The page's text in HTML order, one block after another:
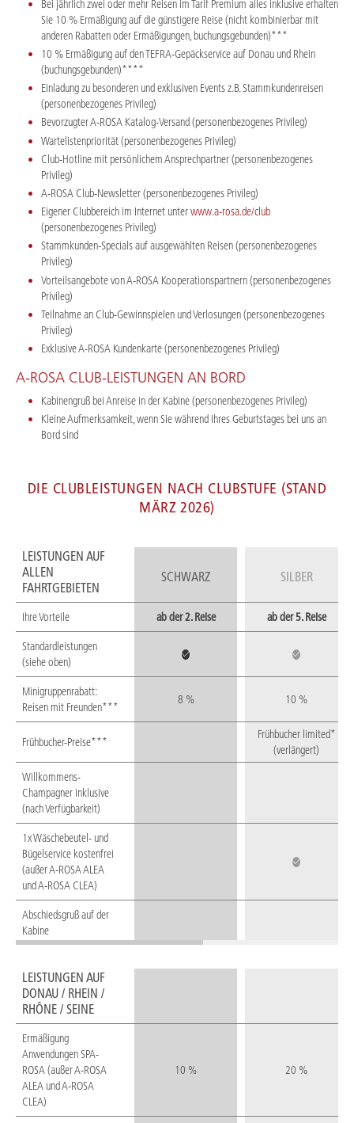
Bei jährlich zwei oder mehr Reisen im Tarif Premium alles inklusive erhalten
Sie 10 % Ermäßigung auf die günstigere Reise (nicht kombinierbar mit
anderen Rabatten oder Ermäßigungen, buchungsgebunden)***
10 % Ermäßigung auf den TEFRA-Gepäckservice auf Donau und Rhein
(buchungsgebunden)****
Einladung zu besonderen und exklusiven Events z.B. Stammkundenreisen
(personenbezogenes Privileg)
Bevorzugter A-ROSA Katalog-Versand (personenbezogenes Privileg)
Wartelistenpriorität (personenbezogenes Privileg)
Club-Hotline mit persönlichem Ansprechpartner (personenbezogenes
Privileg)
A-ROSA Club-Newsletter (personenbezogenes Privileg)
Eigener Clubbereich im Internet unterwww.a-rosa.de/club
(personenbezogenes Privileg)
Stammkunden-Specials auf ausgewählten Reisen (personenbezogenes
Privileg)
Vorteilsangebote von A-ROSA Kooperationspartnern (personenbezogenes
Privileg)
Teilnahme an Club-Gewinnspielen und Verlosungen (personenbezogenes
Privileg)
Exklusive A-ROSA Kundenkarte (personenbezogenes Privileg)
A-ROSA CLUB-LEISTUNGEN AN BORD
Kabinengruß bei Anreise in der Kabine (personenbezogenes Privileg)
Kleine Aufmerksamkeit, wenn Sie während Ihres Geburtstages bei uns an
Bord sind
DIE CLUBLEISTUNGEN NACH CLUBSTUFE (STAND
MÄRZ 2026)
LEISTUNGEN AUF
ALLEN
FAHRTGEBIETEN
SCHWARZ SILBER
Ihre Vorteile ab der 2. Reise ab der 5. Reise
Standardleistungen
(siehe oben)
Minigruppenrabatt:
Reisen mit Freunden***
8 % 10 %
Frühbucher-Preise***
Frühbucher limited*
(verlängert)
Willkommens-
Champagner inklusive
(nach Verfügbarkeit)
1x Wäschebeutel- und
Bügelservice kostenfrei
(außer A-ROSA ALEA
und A-ROSA CLEA)
Abschiedsgruß auf der
Kabine
LEISTUNGEN AUF
DONAU / RHEIN /
RHÔNE / SEINE
Ermäßigung
Anwendungen SPA-
ROSA (außer A-ROSA
ALEA und A-ROSA
CLEA)
10 % 20 %